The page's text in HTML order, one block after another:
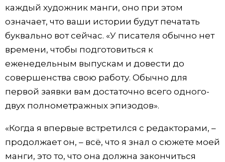
каждый художник манги, оно при этом
означает, что ваши истории будут печатать
буквально вот сейчас. «У писателя обычно нет
времени, чтобы подготовиться к
еженедельным выпускам и довести до
совершенства свою работу. Обычно для
первой заявки вам достаточно всего одного-
двух полнометражных эпизодов».
«Когда я впервые встретился с редакторами, –
продолжает он, – всё, что я знал о сюжете моей
манги, это то, что она должна закончиться